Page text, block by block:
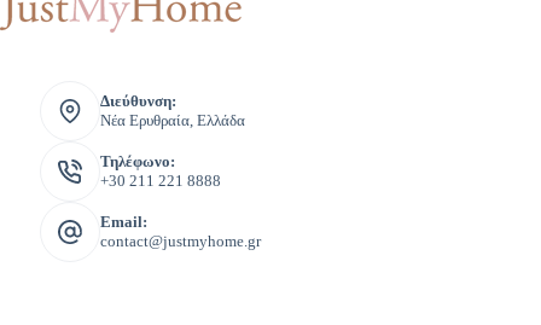
Διεύθυνση:
Νέα Ερυθραία, Ελλάδα
Τηλέφωνο:
+30 211 221 8888
Email:
contact@justmyhome.gr